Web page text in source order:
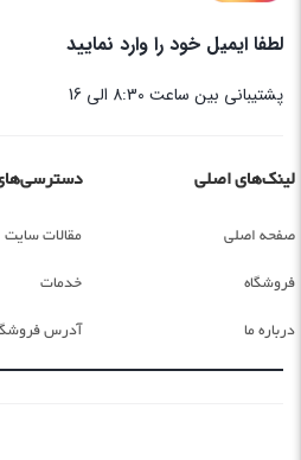
لطفا ایمیل خود را وارد نمایید
پشتیبانی بین ساعت 8:30 الی 16
لینک‌های اصلی
صفحه اصلی
فروشگاه
درباره ما
مقالات سایت
خدمات
آدرس